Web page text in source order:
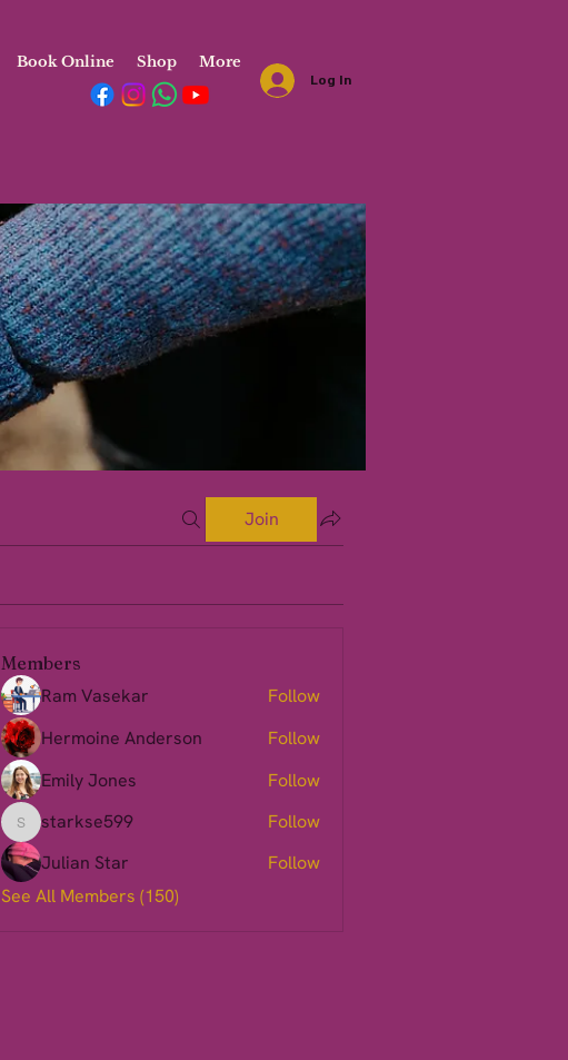
Book Online Shop More
Log In
Join
Members
Ram Vasekar
Follow
Hermoine Anderson
Follow
Emily Jones
Follow
starkse599
starkse599
Follow
Julian Star
Follow
See All Members (150)